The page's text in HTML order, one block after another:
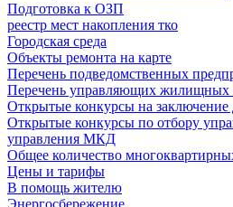
Подготовка к ОЗП
реестр мест накопления тко
Городская среда
Объекты ремонта на карте
Перечень подведомственных
Перечень управляющих жилищных
Открытые конкурсы на заключение
Открытые конкурсы по отбору
управления МКД
Общее количество
Цены и тарифы
В помощь жителю
Энергосбережение